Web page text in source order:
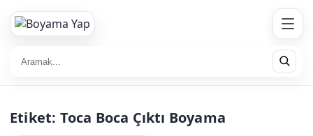
Etiket: Toca Boca Çıktı Boyama